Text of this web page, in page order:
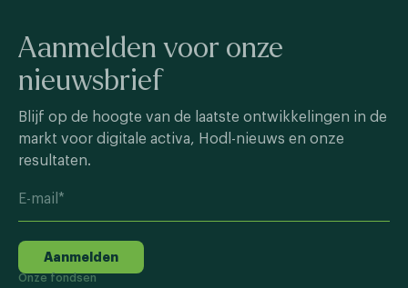
Aanmelden voor onze
nieuwsbrief
Blijf op de hoogte van de laatste ontwikkelingen in de
markt voor digitale activa, Hodl-nieuws en onze
resultaten.
Aanmelden
Onze fondsen